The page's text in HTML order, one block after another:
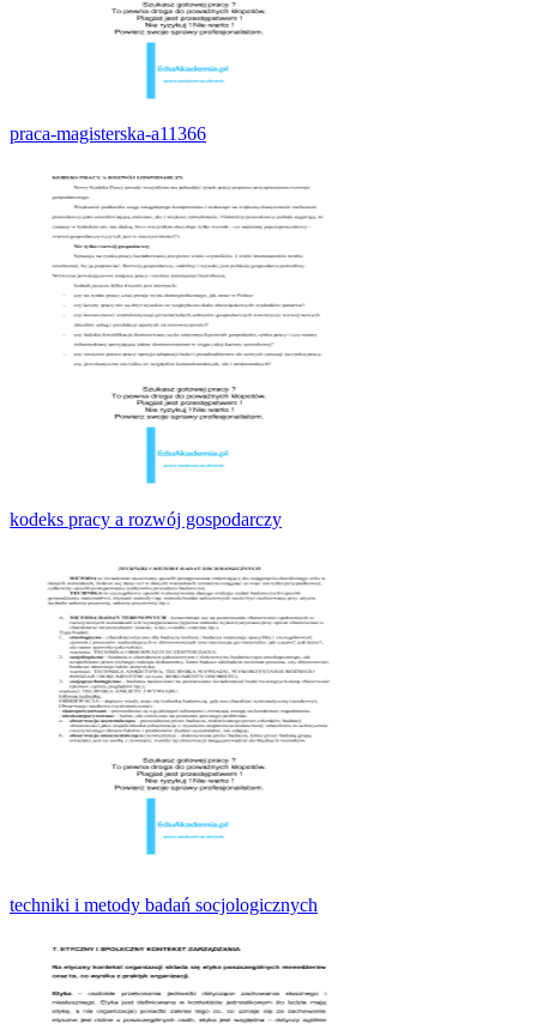
praca-magisterska-a11366
kodeks pracy a rozwój gospodarczy
techniki i metody badań socjologicznych